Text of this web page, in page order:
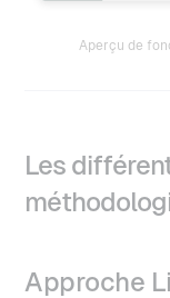
Aperçu de
Les
Approche